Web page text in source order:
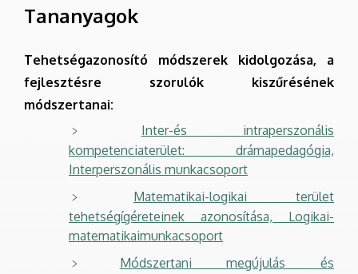
Tananyagok
Tehetségazonosító módszerek kidolgozása, a
fejlesztésre szorulók kiszűrésének
módszertanai:
Inter-és intraperszonális
kompetenciaterület: drámapedagógia,
Interperszonális munkacsoport
Matematikai-logikai terület
tehetségígéreteinek azonosítása, Logikai-
matematikaimunkacsoport
Módszertani megújulás és